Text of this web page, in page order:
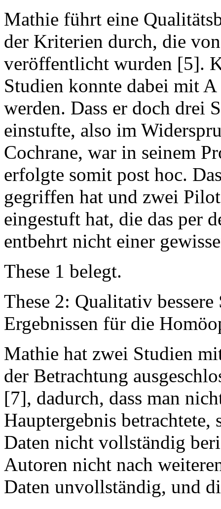
Mathie führt eine
der Kriterien durch, die
veröffentlicht wurden [5].
Studien konnte dabei mit
werden. Dass er doch drei
einstufte, also im
Cochrane, war in seinem
erfolgte somit post hoc.
gegriffen hat und zwei
eingestuft hat, die das per
entbehrt nicht einer
These 1 belegt.
These 2: Qualitativ
Ergebnissen für die
Mathie hat zwei Studien
der Betrachtung
[7], dadurch, dass man
Hauptergebnis betrachtete,
Daten nicht vollständig
Autoren nicht nach
Daten unvollständig, und